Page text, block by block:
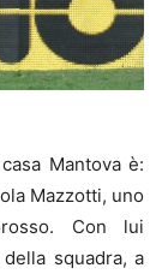
Mantova è:
Mazzotti, uno
Con lui
squadra, a